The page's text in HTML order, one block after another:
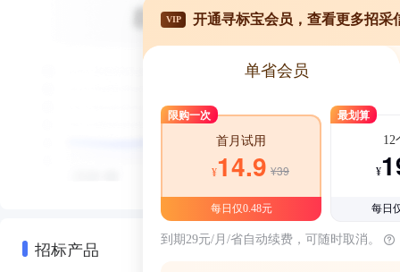
招标产品
VIP 开通寻标宝会员，查看更多招采
单省会员
限购一次
首月试用
¥14.9 ¥39
每日仅0.48元
最划算
12
¥
每日
到期29元/月/省自动续费，可随时取消。